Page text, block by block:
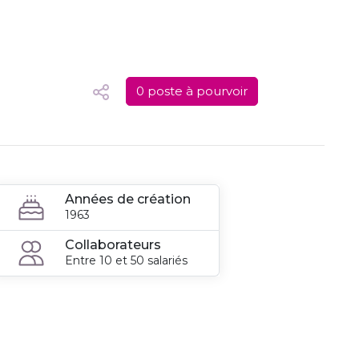
0 poste à pourvoir
Années de création
1963
Collaborateurs
Entre 10 et 50 salariés